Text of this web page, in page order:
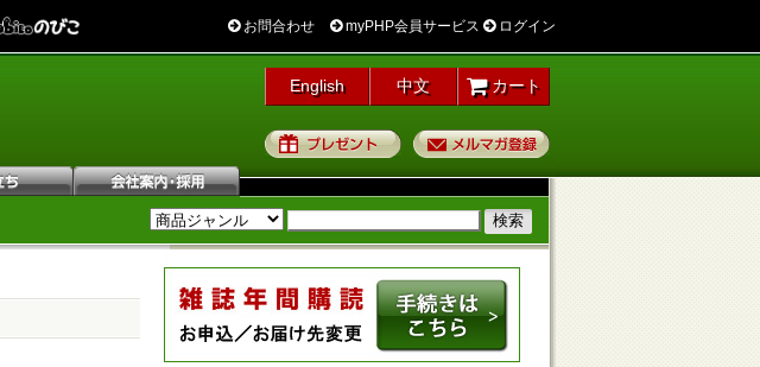
お問合わせ myPHP会員サービス ログイン
English 中文 カート
プレゼント